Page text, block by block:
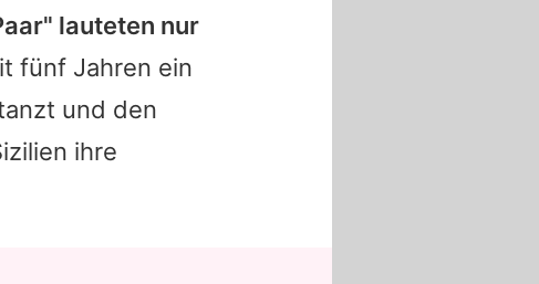
lauteten nur
fünf Jahren ein
und den
ihre